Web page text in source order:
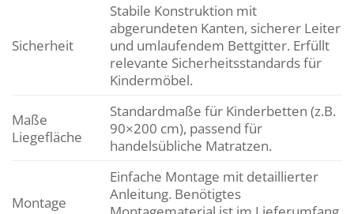
Sicherheit
Stabile Konstruktion mit
abgerundeten Kanten, sicherer Leiter
und umlaufendem Bettgitter. Erfüllt
relevante Sicherheitsstandards für
Kindermöbel.
Maße
Liegefläche
Standardmaße für Kinderbetten (z.B.
90×200 cm), passend für
handelsübliche Matratzen.
Montage
Einfache Montage mit detaillierter
Anleitung. Benötigtes